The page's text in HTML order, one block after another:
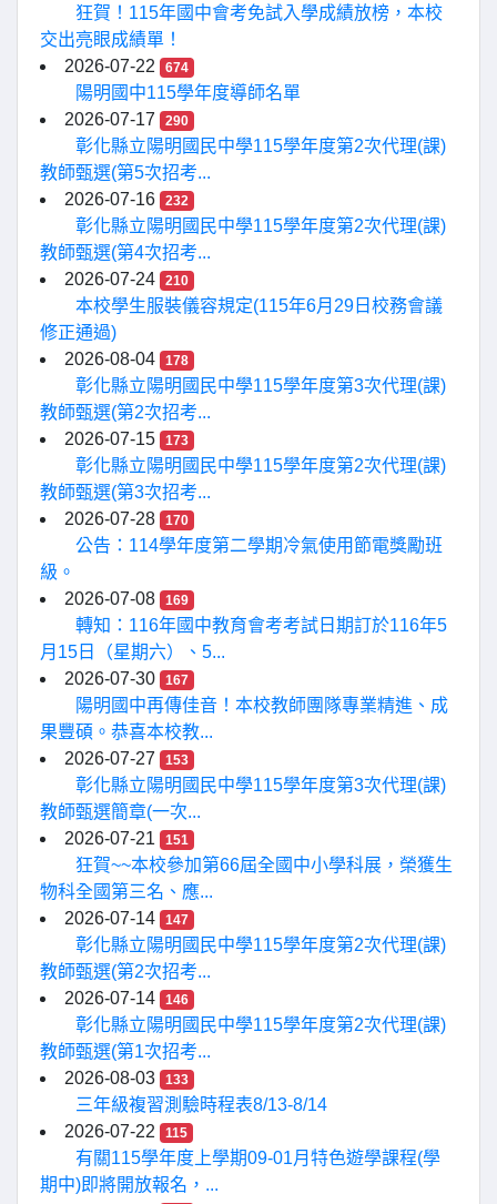
狂賀！115年國中會考免試入學成績放榜，本校
交出亮眼成績單！
2026-07-22
674
陽明國中115學年度導師名單
2026-07-17
290
彰化縣立陽明國民中學115學年度第2次代理(課)
教師甄選(第5次招考...
2026-07-16
232
彰化縣立陽明國民中學115學年度第2次代理(課)
教師甄選(第4次招考...
2026-07-24
210
本校學生服裝儀容規定(115年6月29日校務會議
修正通過)
2026-08-04
178
彰化縣立陽明國民中學115學年度第3次代理(課)
教師甄選(第2次招考...
2026-07-15
173
彰化縣立陽明國民中學115學年度第2次代理(課)
教師甄選(第3次招考...
2026-07-28
170
公告：114學年度第二學期冷氣使用節電獎勵班
級。
2026-07-08
169
轉知：116年國中教育會考考試日期訂於116年5
月15日（星期六）、5...
2026-07-30
167
陽明國中再傳佳音！本校教師團隊專業精進、成
果豐碩。恭喜本校教...
2026-07-27
153
彰化縣立陽明國民中學115學年度第3次代理(課)
教師甄選簡章(一次...
2026-07-21
151
狂賀~~本校參加第66屆全國中小學科展，榮獲生
物科全國第三名、應...
2026-07-14
147
彰化縣立陽明國民中學115學年度第2次代理(課)
教師甄選(第2次招考...
2026-07-14
146
彰化縣立陽明國民中學115學年度第2次代理(課)
教師甄選(第1次招考...
2026-08-03
133
三年級複習測驗時程表8/13-8/14
2026-07-22
115
有關115學年度上學期09-01月特色遊學課程(學
期中)即將開放報名，...